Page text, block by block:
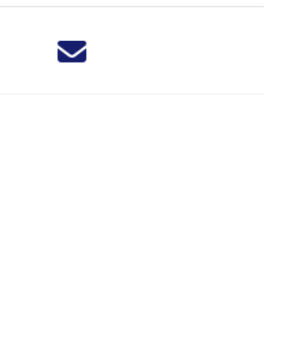
Deel dit nieuwsbericht via X -
Deel dit nieuwsbericht via
Deel dit nieuwsbericht
Deel dit